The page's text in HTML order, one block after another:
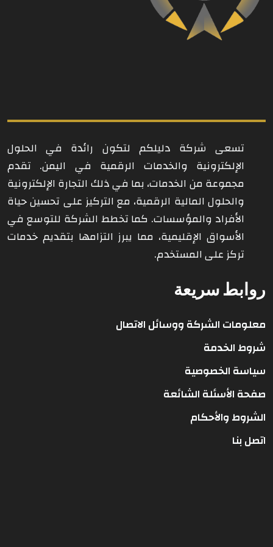
تسعى شركة دليلكم لتكون رائدة في الحلول
الإلكترونية والخدمات الرقمية في اليمن. تقدم
مجموعة من الخدمات، بما في ذلك التجارة الإلكترونية
والحلول المالية الرقمية، مع التركيز على تحسين حياة
الأفراد والمؤسسات. كما تخطط الشركة للتوسع في
الأسواق الإقليمية، مما يبرز التزامها بتقديم خدمات
تركز على المستخدم.
روابط سريعة
معلومات الشركة ووسائل الاتصال
شروط الخدمة
سياسة الخصوصية
صفحة الأسئلة الشائعة
الشروط والأحكام
اتصل بنا